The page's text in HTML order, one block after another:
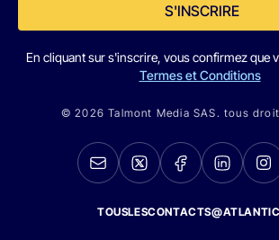
S'INSCRIRE
En cliquant sur s'inscrire, vous confirmez que
Termes et Conditions
© 2026 Talmont Media SAS. tous